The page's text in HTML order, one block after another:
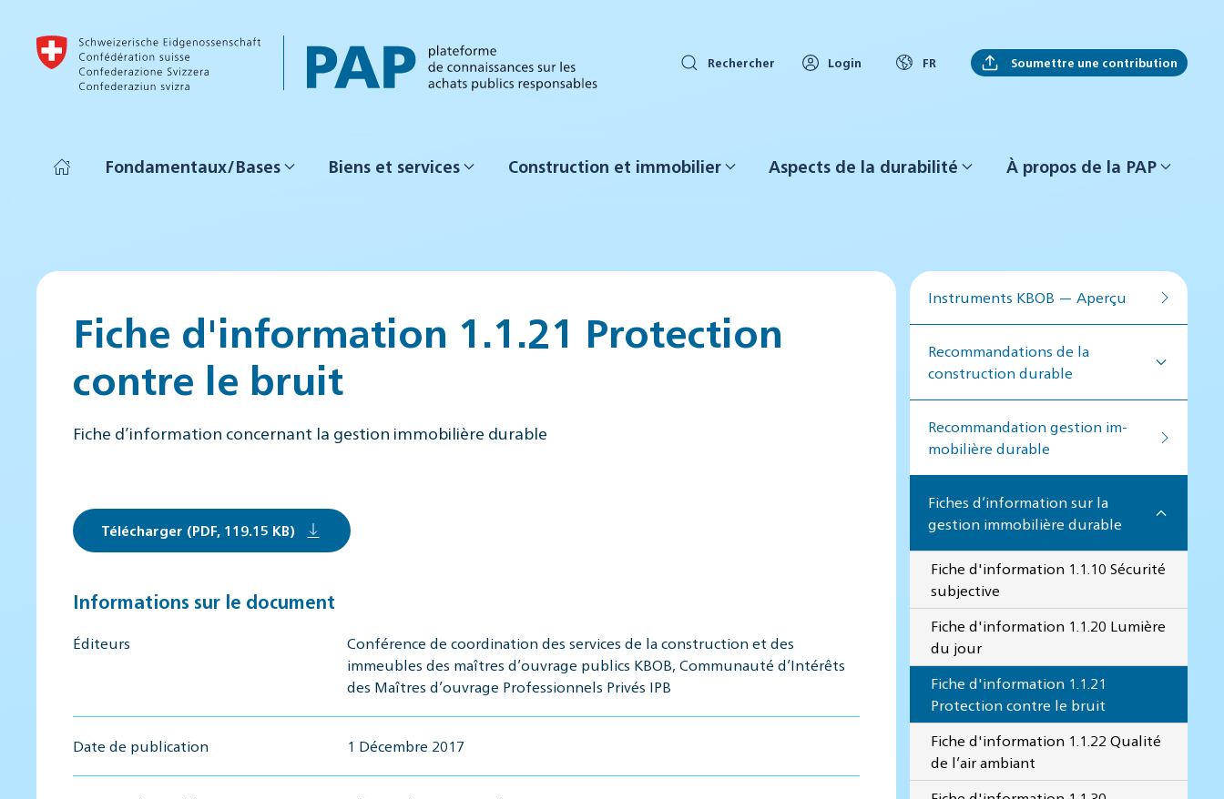
Accéder au contenu principal
Rechercher Login FR Soumettre une contribution
Fondamentaux/Bases Biens et services Construction et immobilier Aspects de la durabilité À propos de la PAP
Fiche d'information 1.1.21 Protection
contre le bruit
Fiche d’information concernant la gestion immobilière durable
Télécharger (PDF, 119.15 KB)
Informations sur le document
Éditeurs
Conférence de coordination des services de la construction et des
immeubles des maîtres d’ouvrage publics KBOB, Communauté d’Intérêts
des Maîtres d’ouvrage Professionnels Privés IPB
Date de publication 1 Décembre 2017
Instruments KBOB — Aperçu
Recommandations de la
construction durable
Recommandation ges­tion im­
mo­bi­lière du­rable
Fiches d’information sur la
gestion immobilière durable
Fiche d'information 1.1.10 Sécurité
subjective
Fiche d'information 1.1.20 Lumière
du jour
Fiche d'information 1.1.21
Protection contre le bruit
Fiche d'information 1.1.22 Qualité
de l’air ambiant